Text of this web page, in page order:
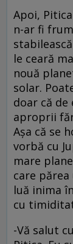
Apoi,
n-ar fi
le ceară
nouă
solar.
doar că de
aproprii
Aşa că se
vorbă cu
mare
care părea
luă inima
cu
-Vă salut